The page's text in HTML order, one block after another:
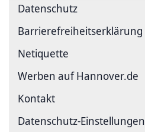
Datenschutz
Barriere­freiheits­erklärung
Netiquette
Werben auf Hannover.de
Kontakt
Datenschutz-Einstellungen